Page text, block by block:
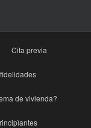
Cita previa
de vivienda?